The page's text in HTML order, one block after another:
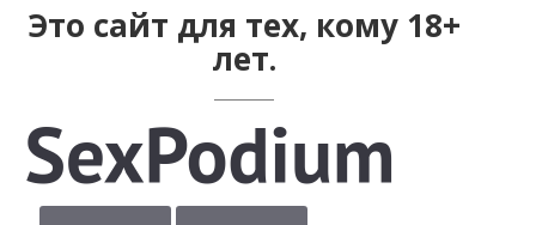
Это сайт для тех, кому 18+
лет.